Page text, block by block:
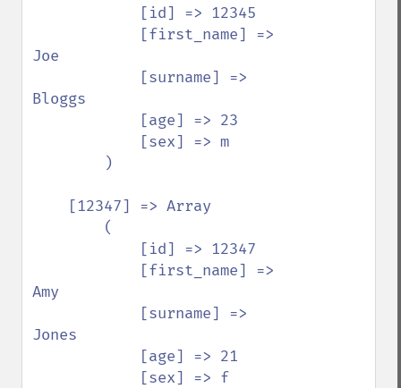
Joe
Bloggs
Amy
Jones